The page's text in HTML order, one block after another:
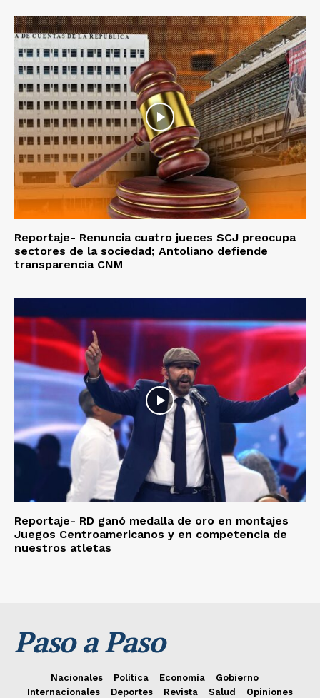
Reportaje- Renuncia cuatro jueces SCJ preocupa
sectores de la sociedad; Antoliano defiende
transparencia CNM
Reportaje- RD ganó medalla de oro en montajes
Juegos Centroamericanos y en competencia de
nuestros atletas
Paso a Paso
Nacionales Política Economía
Gobierno
Internacionales
Deportes Revista Salud Opiniones